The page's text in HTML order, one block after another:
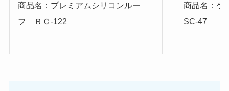
商品名：プレミアムシリコンルー
フ ＲＣ-122
商品名：
SC-47